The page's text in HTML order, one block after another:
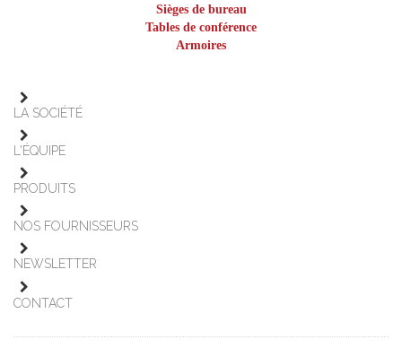
Sièges de bureau
Tables de conférence
Armoires
LA SOCIÉTÉ
L'ÉQUIPE
PRODUITS
NOS FOURNISSEURS
NEWSLETTER
CONTACT